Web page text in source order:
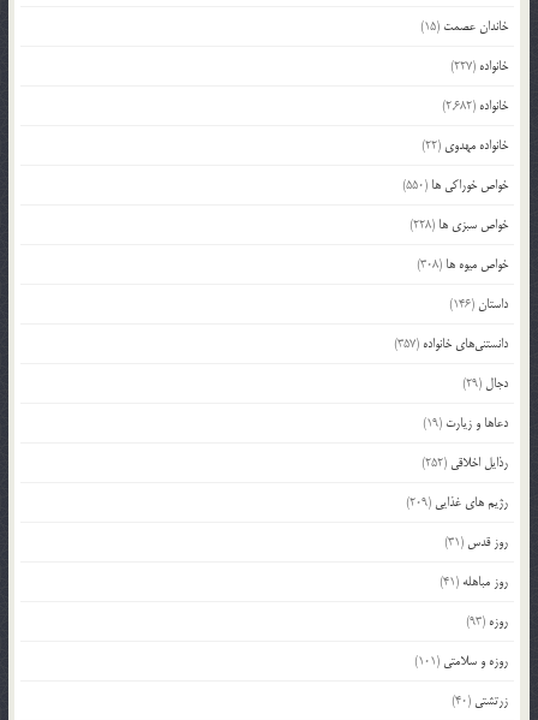
خاندان عصمت (15)
خانواده (227)
خانواده (2,682)
خانواده مهدوی (22)
خواص خوراکی ها (550)
خواص سبزی ها (228)
خواص میوه ها (308)
داستان(146)
دانستنی‌های خانواده (357)
دجال (29)
دعاها و زیارت (19)
رذایل اخلاقی (252)
رژیم های غذایی (209)
روز قدس (31)
روز مباهله (41)
روزه (93)
روزه و سلامتی (101)
زرتشتی (40)